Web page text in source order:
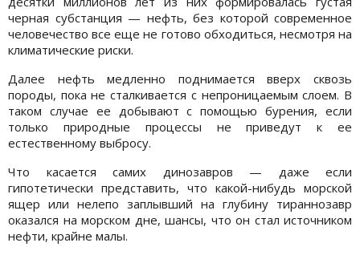
черная субстанция — нефть, без которой современное
человечество все еще не готово обходиться, несмотря на
климатические риски.
Далее нефть медленно поднимается вверх сквозь
породы, пока не сталкивается с непроницаемым слоем. В
таком случае ее добывают с помощью бурения, если
только природные процессы не приведут к ее
естественному выбросу.
Что касается самих динозавров — даже если
гипотетически представить, что какой-нибудь морской
ящер или нелепо заплывший на глубину тираннозавр
оказался на морском дне, шансы, что он стал источником
нефти, крайне малы.